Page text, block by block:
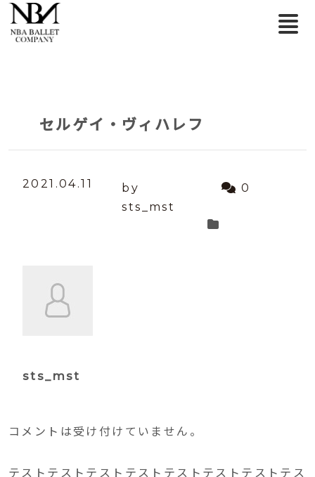
セルゲイ・ヴィハレフ
2021.04.11
by
sts_mst
0
sts_mst
コメントは受け付けていません。
テストテストテストテストテストテストテストテス